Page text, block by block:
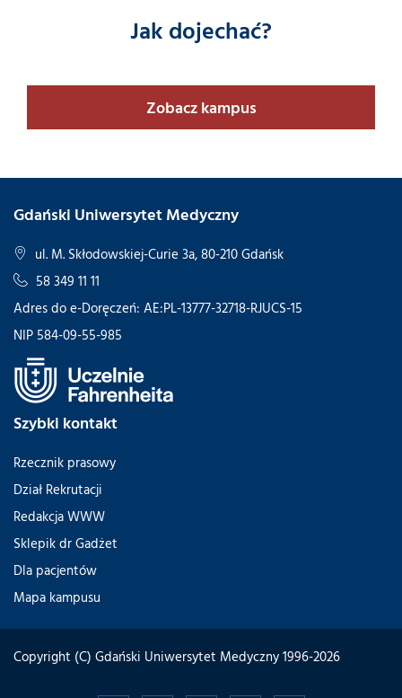
Jak dojechać?
Zobacz kampus
Gdański Uniwersytet Medyczny
ul. M. Skłodowskiej-Curie 3a, 80-210 Gdańsk
58 349 11 11
Adres do e-Doręczeń: AE:PL-13777-32718-RJUCS-15
NIP 584-09-55-985
Szybki kontakt
Rzecznik prasowy
Dział Rekrutacji
Redakcja WWW
Sklepik dr Gadżet
Dla pacjentów
Mapa kampusu
Copyright (C) Gdański Uniwersytet Medyczny 1996-2026